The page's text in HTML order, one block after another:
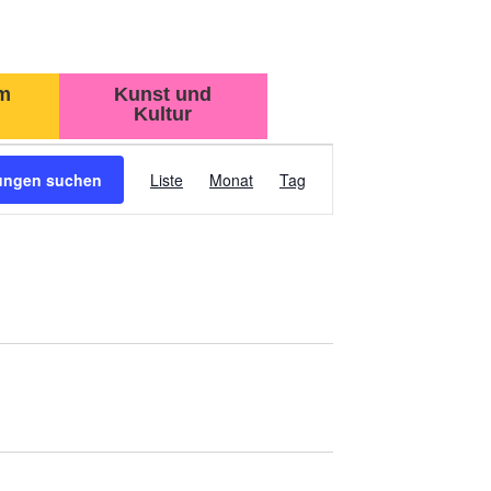
Kunst und
Kultur
suchen
ANSICHTEN-
Liste Monat Tag